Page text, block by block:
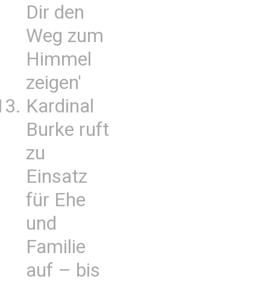
Dir den
Weg zum
Himmel
zeigen'
Kardinal
Burke ruft
zu
Einsatz
für Ehe
und
Familie
auf – bis